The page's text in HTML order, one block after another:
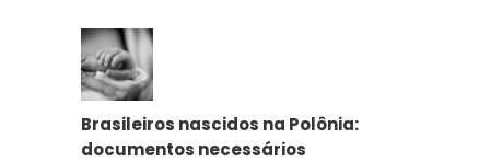
Brasileiros nascidos na Polônia:
documentos necessários